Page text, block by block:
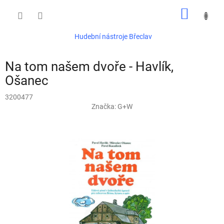
Hudební nástroje Břeclav
Na tom našem dvoře - Havlík,
Ošanec
3200477
Značka: G+W